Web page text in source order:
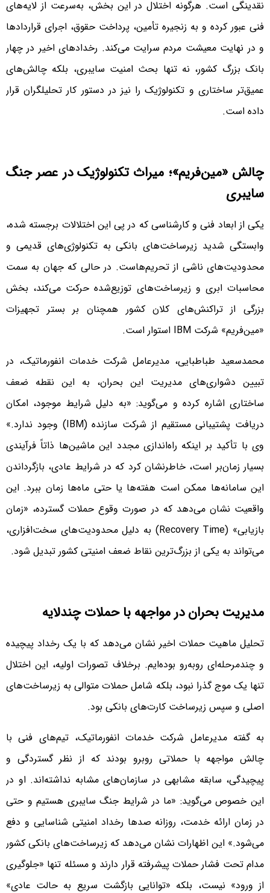
نقدینگی است. هرگونه اختلال در این بخش، به‌سرعت از لایه‌های
فنی عبور کرده و به زنجیره تأمین، پرداخت حقوق، اجرای قراردادها
و در نهایت معیشت مردم سرایت می‌کند. رخدادهای اخیر در چهار
بانک بزرگ کشور، نه تنها بحث امنیت سایبری، بلکه چالش‌های
عمیق‌تر ساختاری و تکنولوژیک را نیز در دستور کار تحلیلگران قرار
داده است.
چالش «مین‌فریم»؛ میراث تکنولوژیک در عصر جنگ
سایبری
یکی از ابعاد فنی و کارشناسی که در پی این اختلالات برجسته شده،
وابستگی شدید زیرساخت‌های بانکی به تکنولوژی‌های قدیمی و
محدودیت‌های ناشی از تحریم‌هاست. در حالی که جهان به سمت
محاسبات ابری و زیرساخت‌های توزیع‌شده حرکت می‌کند، بخش
بزرگی از تراکنش‌های کلان کشور همچنان بر بستر تجهیزات
«مین‌فریم» شرکت IBM استوار است.
محمدسعید طباطبایی، مدیرعامل شرکت خدمات انفورماتیک، در
تبیین دشواری‌های مدیریت این بحران، به این نقطه ضعف
ساختاری اشاره کرده و می‌گوید: «به دلیل شرایط موجود، امکان
دریافت پشتیبانی مستقیم از شرکت سازنده (IBM) وجود ندارد.»
وی با تأکید بر اینکه راه‌اندازی مجدد این ماشین‌ها ذاتاً فرآیندی
بسیار زمان‌بر است، خاطرنشان کرد که در شرایط عادی، بازگرداندن
این سامانه‌ها ممکن است هفته‌ها یا حتی ماه‌ها زمان ببرد. این
واقعیت نشان می‌دهد که در صورت وقوع حملات گسترده، «زمان
بازیابی» (Recovery Time) به دلیل محدودیت‌های سخت‌افزاری،
می‌تواند به یکی از بزرگ‌ترین نقاط ضعف امنیتی کشور تبدیل شود.
مدیریت بحران در مواجهه با حملات چندلایه
تحلیل ماهیت حملات اخیر نشان می‌دهد که با یک رخداد پیچیده
و چندمرحله‌ای روبه‌رو بوده‌ایم. برخلاف تصورات اولیه، این اختلال
تنها یک موج گذرا نبود، بلکه شامل حملات متوالی به زیرساخت‌های
اصلی و سپس زیرساخت کارت‌های بانکی بود.
به گفته مدیرعامل شرکت خدمات انفورماتیک، تیم‌های فنی با
چالش مواجهه با حملاتی روبرو بودند که از نظر گستردگی و
پیچیدگی، سابقه مشابهی در سازمان‌های مشابه نداشته‌اند. او در
این خصوص می‌گوید: «ما در شرایط جنگ سایبری هستیم و حتی
در زمان ارائه خدمت، روزانه صدها رخداد امنیتی شناسایی و دفع
می‌شود.» این اظهارات نشان می‌دهد که زیرساخت‌های بانکی کشور
مدام تحت فشار حملات پیشرفته قرار دارند و مسئله تنها «جلوگیری
از ورود» نیست، بلکه «توانایی بازگشت سریع به حالت عادی»